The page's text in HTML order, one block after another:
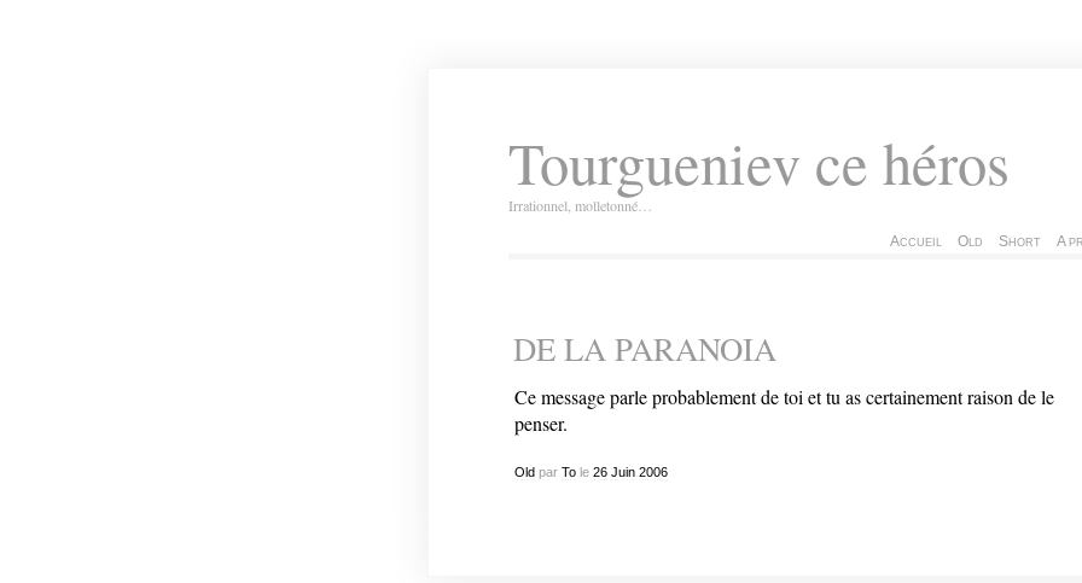
Tourgueniev ce héros
Irrationnel, molletonné…
Accueil Old Short A
DE LA PARANOIA
Ce message parle probablement de toi et tu as certainement raison de le
penser.
Oldpar Tole 26 Juin 2006